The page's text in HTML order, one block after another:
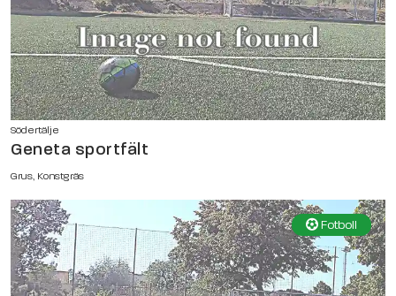
Södertälje
Geneta sportfält
Grus, Konstgräs
Fotboll